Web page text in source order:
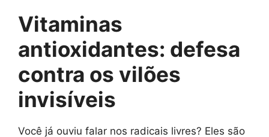
Vitaminas
antioxidantes: defesa
contra os vilões
invisíveis
Você já ouviu falar nos radicais livres? Eles são